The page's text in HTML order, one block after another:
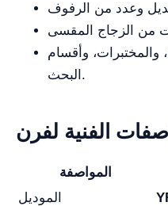
والمختبرات، وأقسام
البحث.
المواصفة
الموديل